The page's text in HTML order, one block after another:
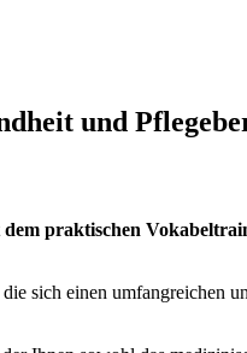
und
praktischen
sich einen umfangreichen